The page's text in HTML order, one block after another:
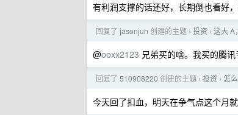
有利润支撑的话还好，长期倒也看好
回复了 jasonjun 创建的主题 › 投资 › 这大 A
@ooxx2123 兄弟买的啥。我买的腾讯
回复了 510908220 创建的主题 › 投资 › 怎
今天回了扣血，明天在争气点这个月就